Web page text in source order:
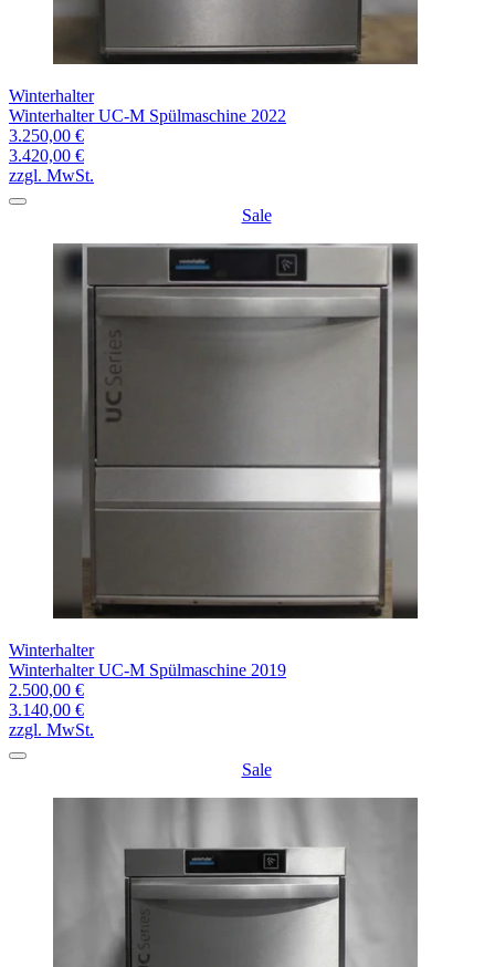
Winterhalter
Winterhalter UC-M Spülmaschine 2022
3.250,00 €
3.420,00 €
zzgl. MwSt.
Sale
Winterhalter
Winterhalter UC-M Spülmaschine 2019
2.500,00 €
3.140,00 €
zzgl. MwSt.
Sale